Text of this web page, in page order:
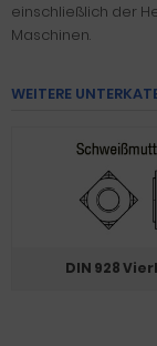
einschließlich der
Maschinen.
WEITERE
DIN 928